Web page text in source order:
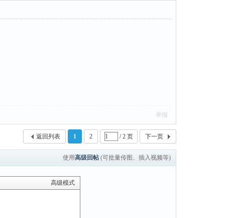
举报
1 2 / 2 页 下一页
返回列表
使用高级回帖 (可批量传图、插入视频等)
高级模式